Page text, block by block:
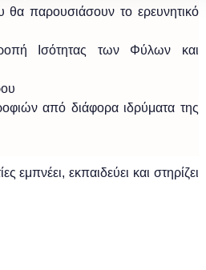
θα παρουσιάσουν το ερευνητικό
Ισότητας των Φύλων και
από διάφορα ιδρύματα της
εμπνέει, εκπαιδεύει και στηρίζει